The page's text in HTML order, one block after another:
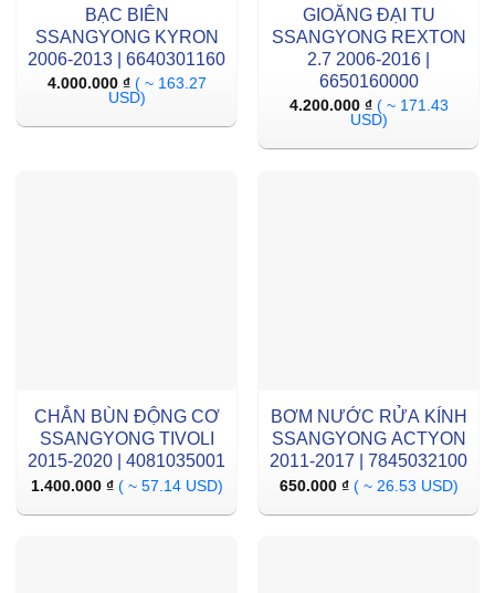
BẠC BIÊN
SSANGYONG KYRON
2006-2013 | 6640301160
4.000.000 ₫ ( ~ 163.27
USD)
GIOĂNG ĐẠI TU
SSANGYONG REXTON
2.7 2006-2016 |
6650160000
4.200.000 ₫ ( ~ 171.43
USD)
CHẮN BÙN ĐỘNG CƠ
SSANGYONG TIVOLI
2015-2020 | 4081035001
1.400.000 ₫ ( ~ 57.14 USD)
BƠM NƯỚC RỬA KÍNH
SSANGYONG ACTYON
2011-2017 | 7845032100
650.000 ₫ ( ~ 26.53 USD)